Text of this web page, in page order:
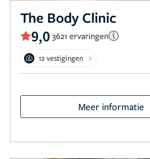
The Body Clinic
9,0 3621 ervaringen
12 vestigingen
Meer informatie